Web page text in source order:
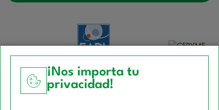
¡Nos importa tu
privacidad!